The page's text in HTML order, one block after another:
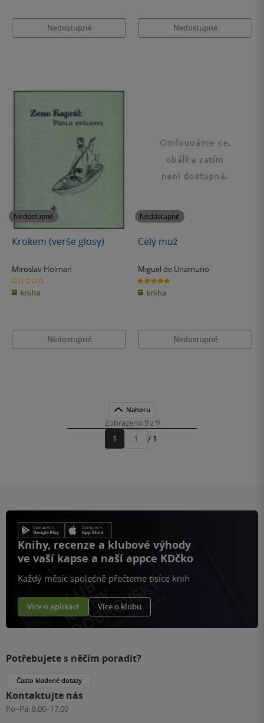
Nedostupné Nedostupné
Nedostupné
Krokem (verše glosy)
Miroslav Holman
0.0
z
5
hvězdiček
kniha
Nedostupné
Nedostupné
Celý muž
Miguel de Unamuno
5.0
z
5
hvězdiček
kniha
Nedostupné
Nahoru
Zobrazeno 9 z 9
1
Přejít
/ 1
Knihy, recenze a klubové výhody
ve vaší kapse a naší appce KDčko
Každý měsíc společně přečteme tisíce knih
Více o aplikaci Více o klubu
Potřebujete s něčím poradit?
Často kladené dotazy
Kontaktujte nás
Po–Pá: 8:00–17:00